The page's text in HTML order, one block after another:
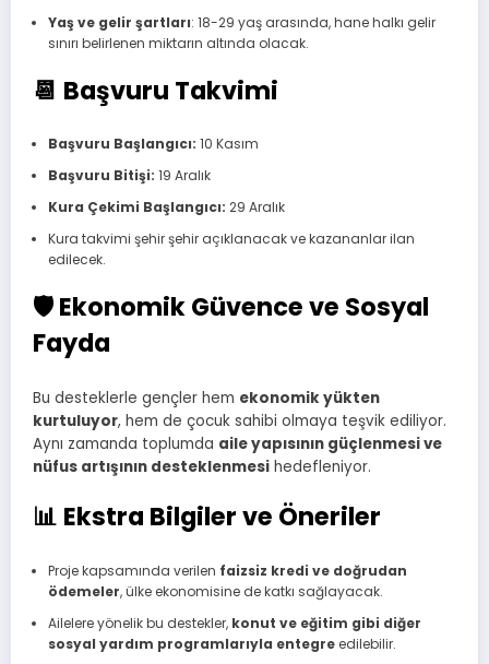
Yaş ve gelir şartları: 18-29 yaş arasında, hane halkı gelir
sınırı belirlenen miktarın altında olacak.
📆 Başvuru Takvimi
Başvuru Başlangıcı: 10 Kasım
Başvuru Bitişi: 19 Aralık
Kura Çekimi Başlangıcı: 29 Aralık
Kura takvimi şehir şehir açıklanacak ve kazananlar ilan
edilecek.
🛡️ Ekonomik Güvence ve Sosyal
Fayda
Bu desteklerle gençler hem ekonomik yükten
kurtuluyor, hem de çocuk sahibi olmaya teşvik ediliyor.
Aynı zamanda toplumda aile yapısının güçlenmesi ve
nüfus artışının desteklenmesi hedefleniyor.
📊 Ekstra Bilgiler ve Öneriler
Proje kapsamında verilen faizsiz kredi ve doğrudan
ödemeler, ülke ekonomisine de katkı sağlayacak.
Ailelere yönelik bu destekler, konut ve eğitim gibi diğer
sosyal yardım programlarıyla entegreedilebilir.